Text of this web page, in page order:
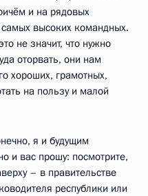
и на рядовых
высоких командных.
не значит, что нужно
оторвать, они нам
хороших, грамотных,
на пользу и малой
я и будущим
и вас прошу: посмотрите,
– в правительстве
республики или